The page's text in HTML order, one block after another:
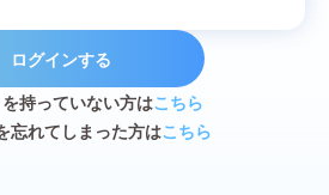
ログインする
持っていない方はこちら
忘れてしまった方はこちら